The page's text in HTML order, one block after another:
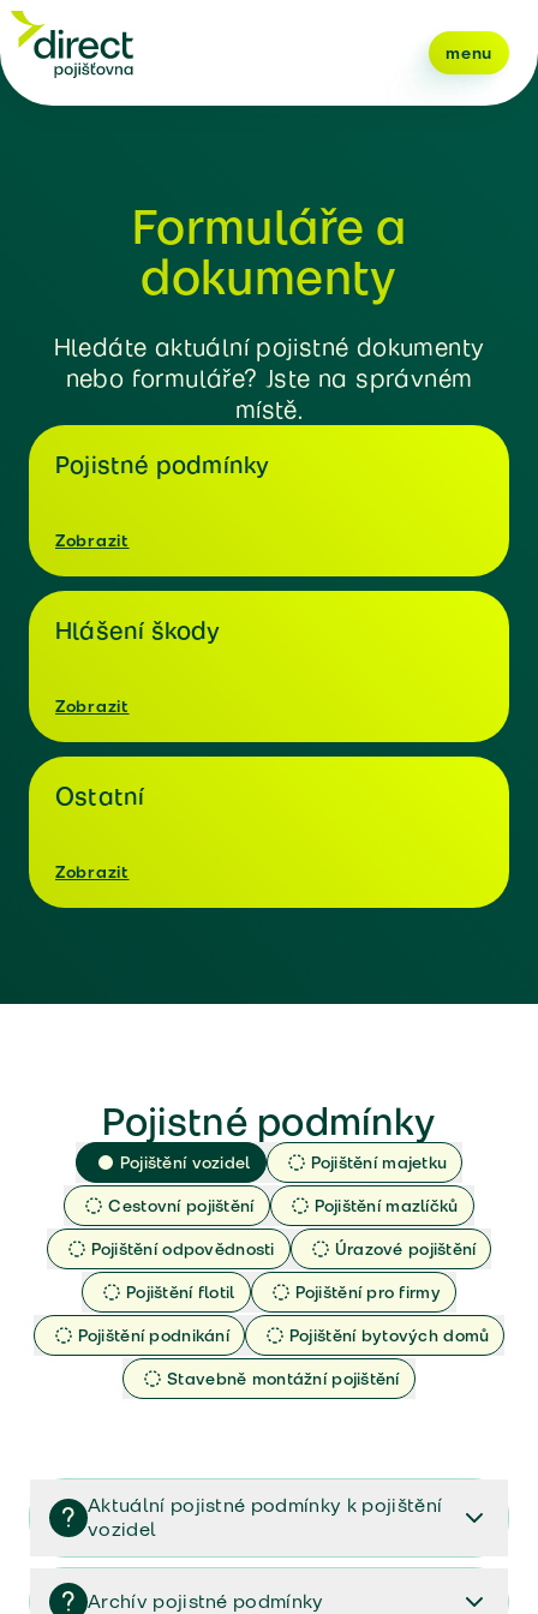
menu
Formuláře a
dokumenty
Hledáte aktuální pojistné dokumenty
nebo formuláře? Jste na správném
místě.
Pojistné podmínky
Zobrazit
Hlášení škody
Zobrazit
Ostatní
Zobrazit
Pojistné podmínky
Pojištění vozidel
Pojištění majetku
Cestovní pojištění
Pojištění mazlíčků
Pojištění odpovědnosti
Úrazové pojištění
Pojištění flotil
Pojištění pro firmy
Pojištění podnikání
Pojištění bytových domů
Stavebně montážní pojištění
Aktuální pojistné podmínky k pojištění
vozidel
Pojištění vozidel/Pojistné podmínky a vše důležité ke
smlouvě (PDF)
Archív pojistné podmínky